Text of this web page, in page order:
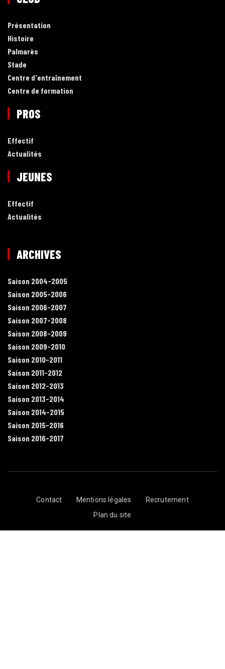
Présentation
Histoire
Palmarès
Stade
Centre d'entraînement
Centre de formation
PROS
Effectif
Actualités
JEUNES
Effectif
Actualités
ARCHIVES
Saison 2004-2005
Saison 2005-2006
Saison 2006-2007
Saison 2007-2008
Saison 2008-2009
Saison 2009-2010
Saison 2010-2011
Saison 2011-2012
Saison 2012-2013
Saison 2013-2014
Saison 2014-2015
Saison 2015-2016
Saison 2016-2017
Contact Mentions légales
Recrutement
Plan du site